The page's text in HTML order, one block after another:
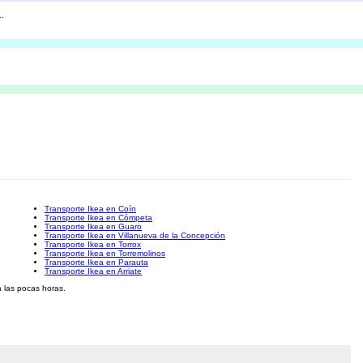
Transporte Ikea en Coín
Transporte Ikea en Cómpeta
Transporte Ikea en Guaro
Transporte Ikea en Villanueva de la Concepción
Transporte Ikea en Torrox
Transporte Ikea en Torremolinos
Transporte Ikea en Parauta
Transporte Ikea en Arriate
pocas horas.